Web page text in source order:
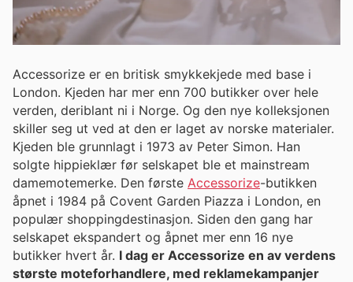
Accessorize er en britisk smykkekjede med base i
London. Kjeden har mer enn 700 butikker over hele
verden, deriblant ni i Norge. Og den nye kolleksjonen
skiller seg ut ved at den er laget av norske materialer.
Kjeden ble grunnlagt i 1973 av Peter Simon. Han
solgte hippieklær før selskapet ble et mainstream
damemotemerke. Den første Accessorize-butikken
åpnet i 1984 på Covent Garden Piazza i London, en
populær shoppingdestinasjon. Siden den gang har
selskapet ekspandert og åpnet mer enn 16 nye
butikker hvert år. I dag er Accessorize en av verdens
største moteforhandlere, med reklamekampanjer